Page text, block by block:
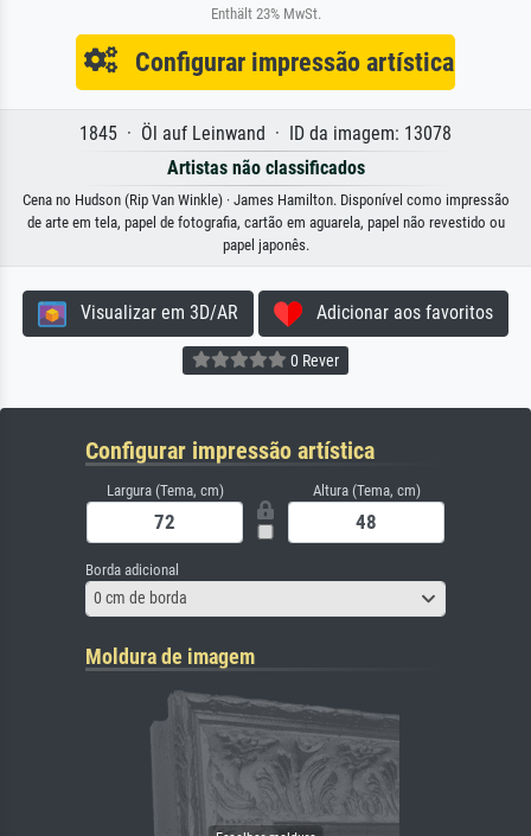
Enthält 23% MwSt.
Configurar impressão artística
1845 · Öl auf Leinwand · ID da imagem: 13078
Artistas não classificados
Cena no Hudson (Rip Van Winkle) · James Hamilton. Disponível como impressão
de arte em tela, papel de fotografia, cartão em aguarela, papel não revestido ou
papel japonês.
Visualizar em 3D/AR Adicionar aos favoritos
0 Rever
Configurar impressão artística
Largura (Tema, cm) Altura (Tema, cm)
Borda adicional
0 cm de borda
Moldura de imagem